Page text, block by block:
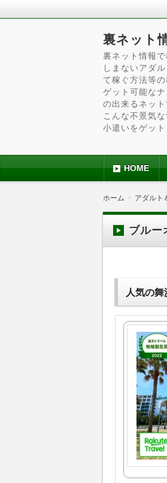
裏ネット
裏ネット情報
しまないアダ
て稼ぐ方法等
ゲット可能な
の出来るネッ
こんな不景気
小遣いをゲッ
HOME
ホーム アダルト
ブルー
人気の